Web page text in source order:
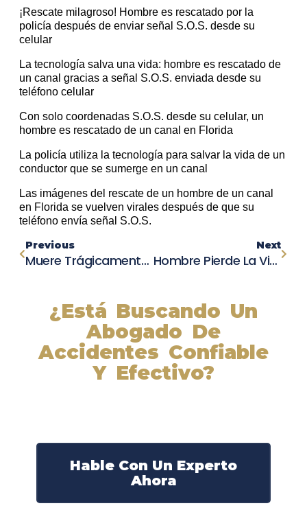
¡Rescate milagroso! Hombre es rescatado por la
policía después de enviar señal S.O.S. desde su
celular
La tecnología salva una vida: hombre es rescatado de
un canal gracias a señal S.O.S. enviada desde su
teléfono celular
Con solo coordenadas S.O.S. desde su celular, un
hombre es rescatado de un canal en Florida
La policía utiliza la tecnología para salvar la vida de un
conductor que se sumerge en un canal
Las imágenes del rescate de un hombre de un canal
en Florida se vuelven virales después de que su
teléfono envía señal S.O.S.
Previous
Muere Trágicamente En Un Accidente De Natación El Exitoso Empresario Agrícola James J. Shanley
Next
Hombre Pierde La Vida En Accidente De Coche En Tulare County
¿Está Buscando Un
Abogado De
Accidentes Confiable
Y Efectivo?
Hable Con Un Experto
Ahora